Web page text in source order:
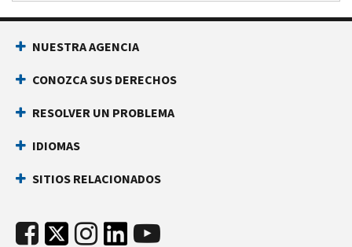
NUESTRA AGENCIA
CONOZCA SUS DERECHOS
RESOLVER UN PROBLEMA
IDIOMAS
SITIOS RELACIONADOS